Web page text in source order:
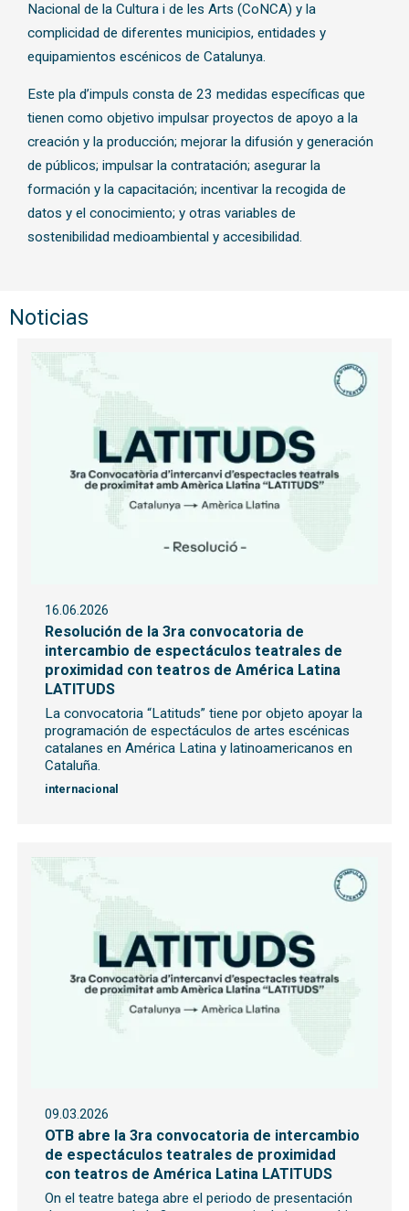
Nacional de la Cultura i de les Arts (CoNCA) y la
complicidad de diferentes municipios, entidades y
equipamientos escénicos de Catalunya.
Este pla d’impuls consta de 23 medidas específicas que
tienen como objetivo impulsar proyectos de apoyo a la
creación y la producción; mejorar la difusión y generación
de públicos; impulsar la contratación; asegurar la
formación y la capacitación; incentivar la recogida de
datos y el conocimiento; y otras variables de
sostenibilidad medioambiental y accesibilidad.
Noticias
16.06.2026
Resolución de la 3ra convocatoria de
intercambio de espectáculos teatrales de
proximidad con teatros de América Latina
LATITUDS
La convocatoria “Latituds” tiene por objeto apoyar la
programación de espectáculos de artes escénicas
catalanes en América Latina y latinoamericanos en
Cataluña.
internacional
09.03.2026
OTB abre la 3ra convocatoria de intercambio
de espectáculos teatrales de proximidad
con teatros de América Latina LATITUDS
On el teatre batega abre el periodo de presentación